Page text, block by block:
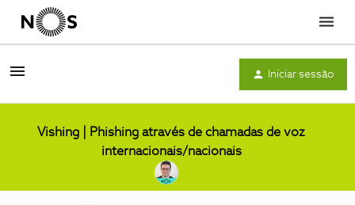
Menu
Iniciar sessão
Vishing | Phishing através de chamadas de voz
internacionais/nacionais